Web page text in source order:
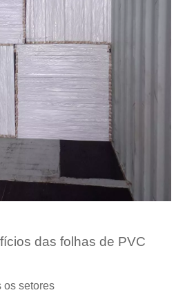
das folhas de PVC
os setores